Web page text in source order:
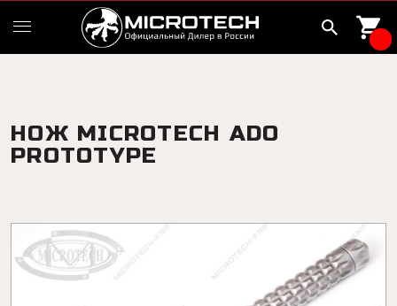
НОЖ MICROTECH ADO
PROTOTYPE